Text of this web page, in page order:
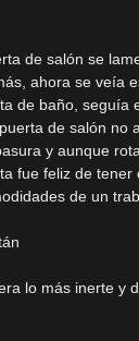
de salón se
ahora se veía
de baño, seguía
de salón no
y aunque
fue feliz de
de un
lo más inerte y